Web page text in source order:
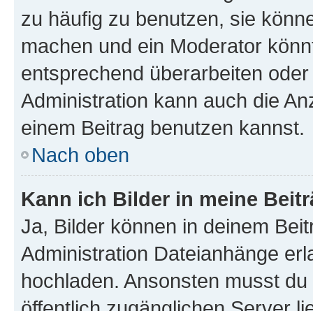
zu häufig zu benutzen, sie
machen und ein Moderator
entsprechend überarbeiten
Administration kann auch die
einem Beitrag benutzen kannst.
Nach oben
Kann ich Bilder in meine
Ja, Bilder können in deinem
Administration Dateianhänge
hochladen. Ansonsten musst